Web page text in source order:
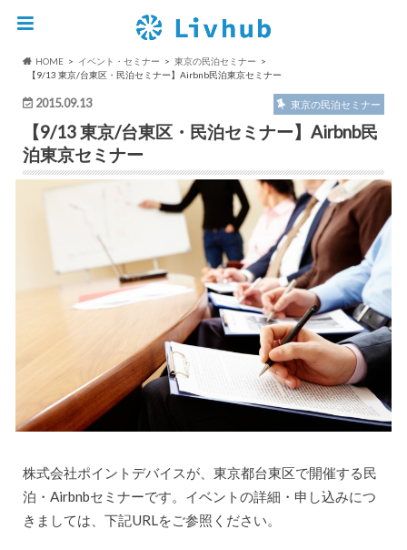
HOME イベント・セミナー
東京の民泊セミナー
【9/13 東京/台東区・民泊セミナー】Airbnb民泊東京セミナー
2015.09.13 東京の民泊セミナー
【9/13 東京/台東区・民泊セミナー】Airbnb民
泊東京セミナー
株式会社ポイントデバイスが、東京都台東区で開催する民
泊・Airbnbセミナーです。イベントの詳細・申し込みにつ
きましては、下記URLをご参照ください。